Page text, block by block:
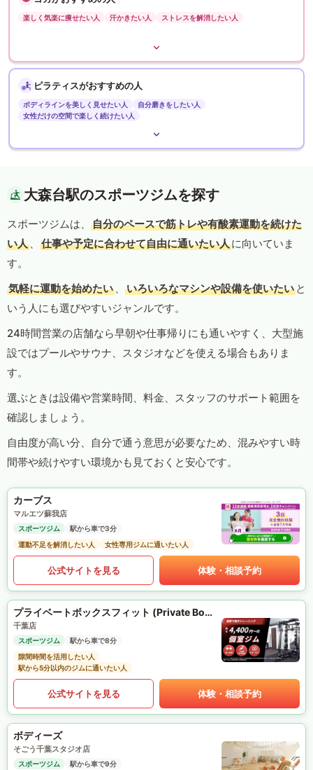
楽しく気楽に痩せたい人 汗かきたい人 ストレスを解消したい人
ピラティスがおすすめの人
ボディラインを美しく見せたい人
自分磨きをしたい人
女性だけの空間で楽しく続けたい人
大森台駅のスポーツジムを探す
スポーツジムは、
自分のペースで筋トレや有酸素運動を続けた
い人 、 仕事や予定に合わせて自由に通いたい人に向いていま
す。
気軽に運動を始めたい 、 いろいろなマシンや設備を使いたい と
いう人にも選びやすいジャンルです。
24時間営業の店舗なら早朝や仕事帰りにも通いやすく、大型施
設ではプールやサウナ、スタジオなどを使える場合もありま
す。
選ぶときは設備や営業時間、料金、スタッフのサポート範囲を
確認しましょう。
自由度が高い分、自分で通う意思が必要なため、混みやすい時
間帯や続けやすい環境かも見ておくと安心です。
カーブス
マルエツ蘇我店
スポーツジム
駅から車で3分
運動不足を解消したい人
女性専用ジムに通いたい人
公式サイトを見る 体験・相談予約
プライベートボックスフィット (Private Box Fit)
千葉店
スポーツジム
駅から車で8分
隙間時間を活用したい人
駅から5分以内のジムに通いたい人
公式サイトを見る 体験・相談予約
ボディーズ
そごう千葉スタジオ店
スポーツジム
駅から車で9分